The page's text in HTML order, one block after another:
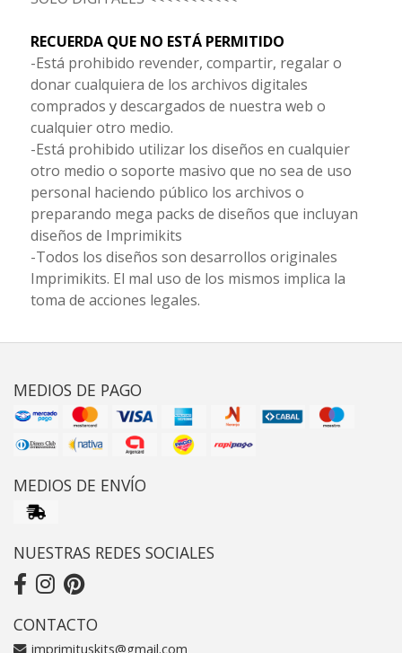
RECUERDA QUE NO ESTÁ PERMITIDO
-Está prohibido revender, compartir, regalar o
donar cualquiera de los archivos digitales
comprados y descargados de nuestra web o
cualquier otro medio.
-Está prohibido utilizar los diseños en cualquier
otro medio o soporte masivo que no sea de uso
personal haciendo público los archivos o
preparando mega packs de diseños que incluyan
diseños de Imprimikits
-Todos los diseños son desarrollos originales
Imprimikits. El mal uso de los mismos implica la
toma de acciones legales.
MEDIOS DE PAGO
MEDIOS DE ENVÍO
NUESTRAS REDES SOCIALES
CONTACTO
imprimituskits@gmail.com